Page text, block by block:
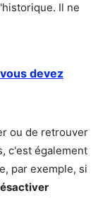
Il ne
devez
ou de retrouver
c'est également
par exemple, si